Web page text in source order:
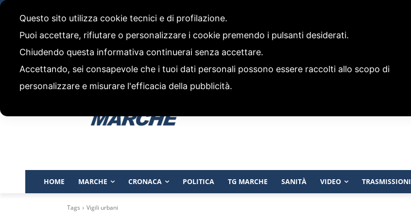
CODICE ETICO E POLITICA EDITORIALE
HOME MARCHE CRONACA POLITICA TG MARCHE SANITÀ VIDEO TRASMISSIONI
Tags Vigili urbani
Questo sito utilizza cookie tecnici e di profilazione.
Puoi accettare, rifiutare o personalizzare i cookie premendo i pulsanti desiderati.
Chiudendo questa informativa continuerai senza accettare.
Accettando, sei consapevole che i tuoi dati personali possono essere raccolti allo scopo di
personalizzare e misurare l'efficacia della pubblicità.